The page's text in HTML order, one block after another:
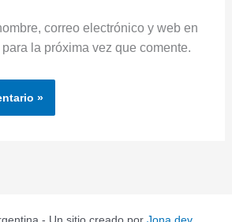
correo electrónico y web en
la próxima vez que comente.